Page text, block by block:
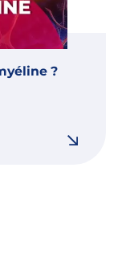
?
suivante